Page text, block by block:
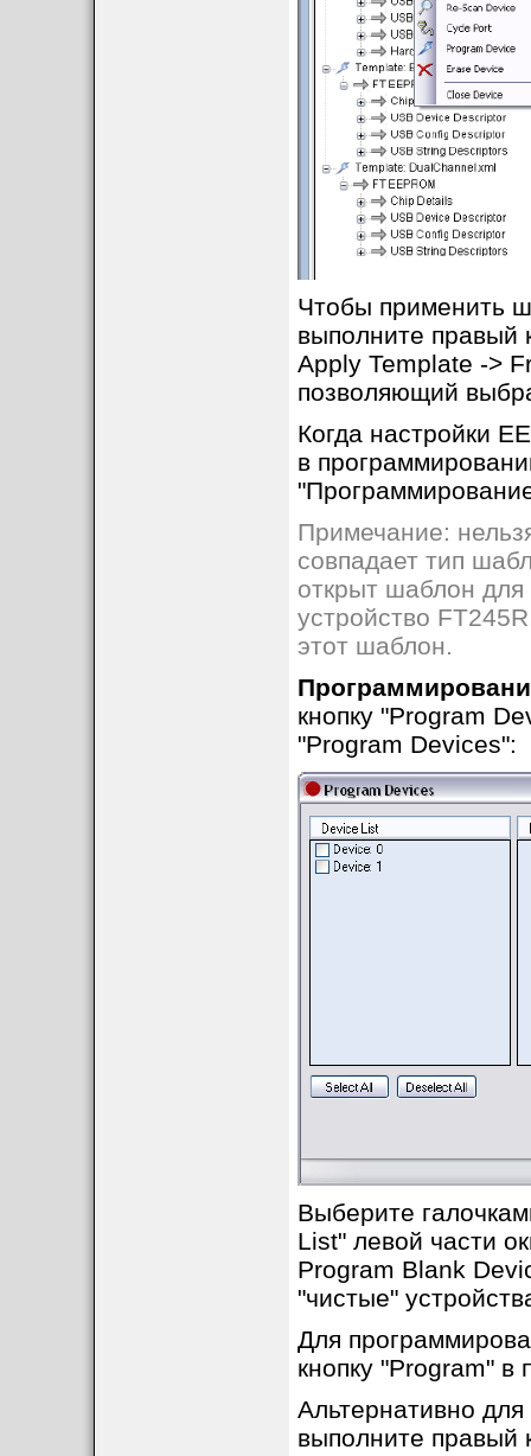
Чтобы применить
выполните правый
Apply Template ->
позволяющий
Когда настройки
в
Примечание:
совпадает тип
открыт шаблон для
устройство
этот шаблон.
кнопку "Program
"Program Devices":
Выберите
List" левой части
Program Blank
"чистые"
Для
кнопку "Program" в
Альтернативно
выполните правый
Режим EEPROM
Если Вы
устройств, и
проверьте,
устройство
энумерации
Перед
целевое
Перед стиранием
целевое
отображено
связано с
схему (схема
EEPROM.
Внутреннее
может быть